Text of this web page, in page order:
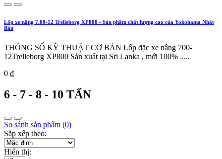
Lốp xe nâng 7.00-12 Trelleborg XP800 - Sản phẩm chất lượng cao của Yokohama Nhật
Bản
THÔNG SỐ KỸ THUẬT CƠ BẢN Lốp đặc xe nâng 700-
12Trelleborg XP800 Sản xuất tại Sri Lanka , mới 100% .....
0 ₫
6 - 7 - 8 - 10 TẤN
So sánh sản phẩm (0)
Sắp xếp theo:
Hiển thị: